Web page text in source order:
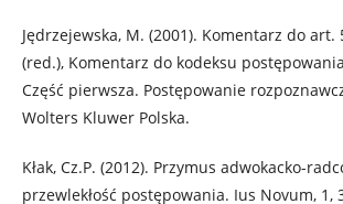
Jędrzejewska, M. (2001). Komentarz do art.
(red.), Komentarz do kodeksu
Część pierwsza. Postępowanie
Wolters Kluwer Polska.
Kłak, Cz.P. (2012). Przymus adwokacko-
przewlekłość postępowania. Ius Novum, 1,